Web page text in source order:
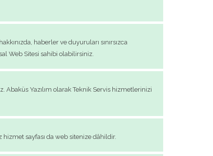
haberler ve duyuruları sınırsızca
Web Sitesi sahibi olabilirsiniz.
Yazılım olarak Teknik Servis hizmetlerinizi
hizmet sayfası da web sitenize dâhildir.